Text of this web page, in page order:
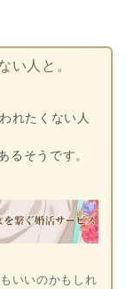
い人と。
れたくない人
るそうです。
いいのかもしれ